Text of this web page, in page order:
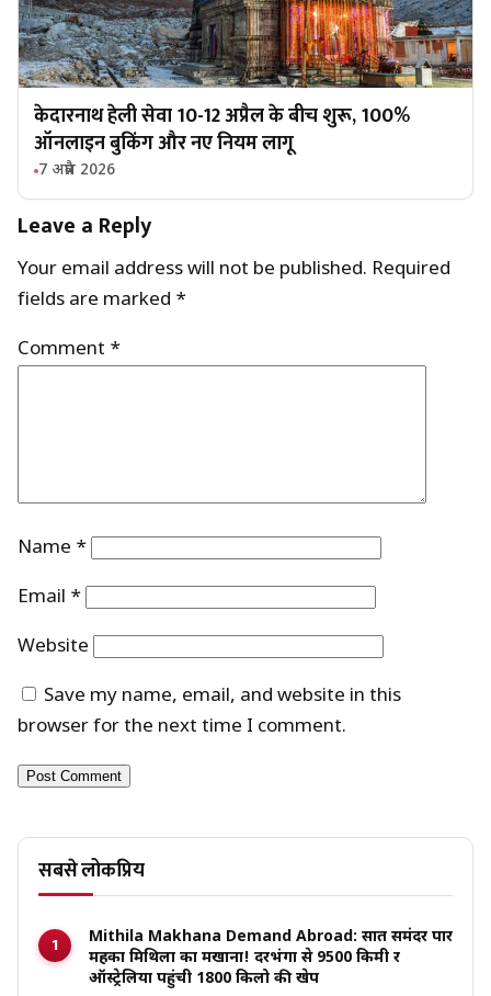
केदारनाथ हेली सेवा 10-12 अप्रैल के बीच शुरू, 100%
ऑनलाइन बुकिंग और नए नियम लागू
7 अप्रैल 2026
Leave a Reply
Your email address will not be published. Required
fields are marked *
Comment *
Name *
Email *
Website
Save my name, email, and website in this
browser for the next time I comment.
सबसे लोकप्रिय
Mithila Makhana Demand Abroad: सात समंदर पार
महका मिथिला का मखाना! दरभंगा से 9500 किमी दूर
ऑस्ट्रेलिया पहुंची 1800 किलो की खेप